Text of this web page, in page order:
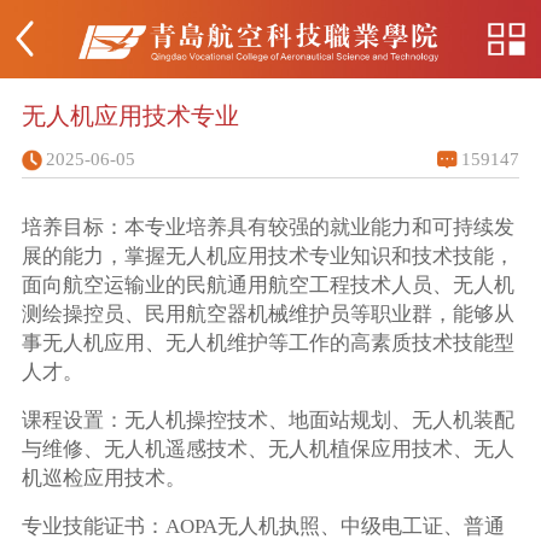
无人机应用技术专业
2025-06-05 159147
培养目标：本专业培养具有较强的就业能力和可持续发
展的能力，掌握无人机应用技术专业知识和技术技能，
面向航空运输业的民航通用航空工程技术人员、无人机
测绘操控员、民用航空器机械维护员等职业群，能够从
事无人机应用、无人机维护等工作的高素质技术技能型
人才。
课程设置：无人机操控技术、地面站规划、无人机装配
与维修、无人机遥感技术、无人机植保应用技术、无人
机巡检应用技术。
专业技能证书：AOPA无人机执照、中级电工证、普通